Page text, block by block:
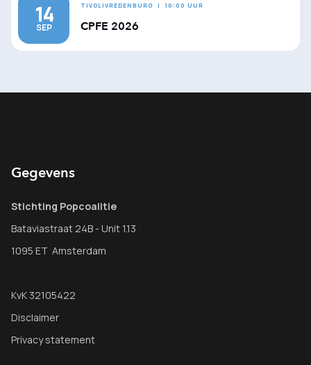
14
SEP
TIVOLIVREDENBURG | 10:00 UUR
CPFE 2026
Gegevens
Stichting Popcoalitie
Bataviastraat 24B - Unit 1.13
1095 ET Amsterdam
KvK 32105422
Disclaimer
Privacy statement